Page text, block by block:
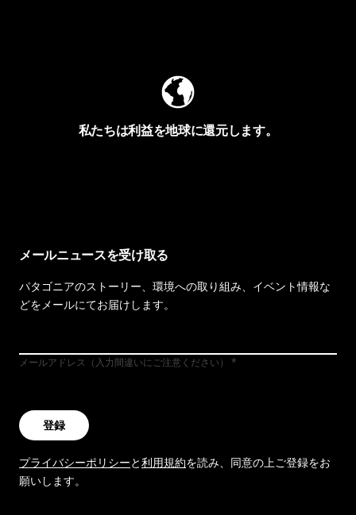
私たちは利益を地球に還元します。
メールニュースを受け取る
パタゴニアのストーリー、環境への取り組み、イベント情報な
どをメールにてお届けします。
メールアドレス（入力間違いにご注意ください）
登録
プライバシーポリシーと利用規約を読み、同意の上ご登録をお
願いします。